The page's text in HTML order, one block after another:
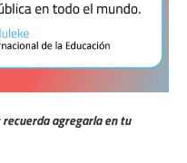
agregarla en tu